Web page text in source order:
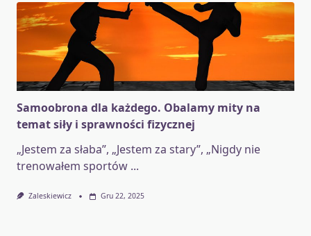
Samoobrona dla każdego. Obalamy mity na
temat siły i sprawności fizycznej
„Jestem za słaba”, „Jestem za stary”, „Nigdy nie
trenowałem sportów ...
Zaleskiewicz Gru 22, 2025